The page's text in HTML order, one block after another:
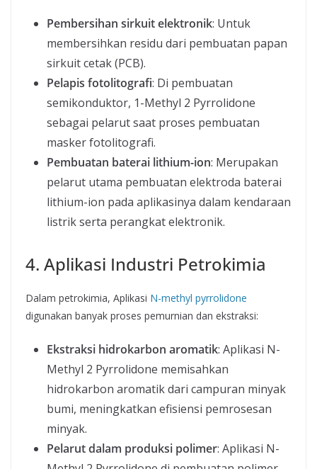
Pembersihan sirkuit elektronik: Untuk
membersihkan residu dari pembuatan papan
sirkuit cetak (PCB).
Pelapis fotolitografi: Di pembuatan
semikonduktor, 1-Methyl 2 Pyrrolidone
sebagai pelarut saat proses pembuatan
masker fotolitografi.
Pembuatan baterai lithium-ion: Merupakan
pelarut utama pembuatan elektroda baterai
lithium-ion pada aplikasinya dalam kendaraan
listrik serta perangkat elektronik.
4. Aplikasi Industri Petrokimia
Dalam petrokimia, Aplikasi N-methyl pyrrolidone
digunakan banyak proses pemurnian dan ekstraksi:
Ekstraksi hidrokarbon aromatik: Aplikasi N-
Methyl 2 Pyrrolidone memisahkan
hidrokarbon aromatik dari campuran minyak
bumi, meningkatkan efisiensi pemrosesan
minyak.
Pelarut dalam produksi polimer: Aplikasi N-